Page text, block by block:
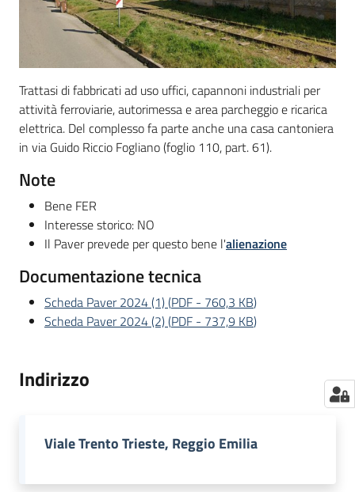
Trattasi di fabbricati ad uso uffici, capannoni industriali per
attività ferroviarie, autorimessa e area parcheggio e ricarica
elettrica. Del complesso fa parte anche una casa cantoniera
in via Guido Riccio Fogliano (foglio 110, part. 61).
Note
Bene FER
Interesse storico: NO
Il Paver prevede per questo bene l'alienazione
Documentazione tecnica
Scheda Paver 2024 (1)(PDF - 760,3 KB)
Scheda Paver 2024 (2)(PDF - 737,9 KB)
Indirizzo
Viale Trento Trieste, Reggio Emilia